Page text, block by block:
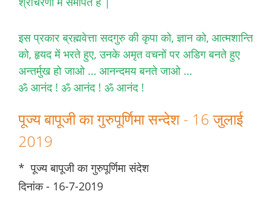
इस प्रकार ब्रह्मवेत्ता सदगुरु की कृपा को, ज्ञान को, आत्मशान्ति
को, हृयद में भरते हुए, उनके अमृत वचनों पर अडिग बनते हुए
अन्तर्मुख हो जाओ … आनन्दमय बनते जाओ …
ॐ आनंद ! ॐ आनंद ! ॐ आनंद !
पूज्य बापूजी का गुरुपूर्णिमा सन्देश - 16 जुलाई
2019
* पूज्य बापूजी का गुरुपूर्णिमा संदेश
दिनांक - 16-7-2019